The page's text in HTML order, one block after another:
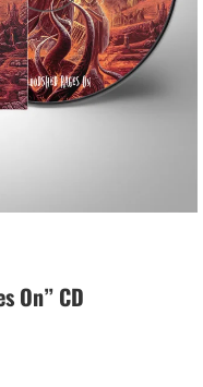
On” CD